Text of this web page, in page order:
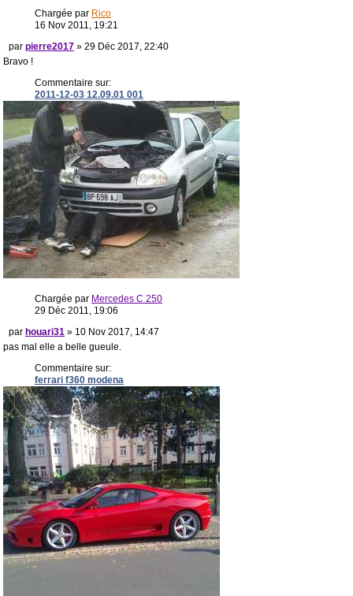
Chargée par Rico
16 Nov 2011, 19:21
par pierre2017 » 29 Déc 2017, 22:40
Bravo !
Commentaire sur:
2011-12-03 12.09.01 001
Chargée par Mercedes C 250
29 Déc 2011, 19:06
par houari31 » 10 Nov 2017, 14:47
pas mal elle a belle gueule.
Commentaire sur:
ferrari f360 modena